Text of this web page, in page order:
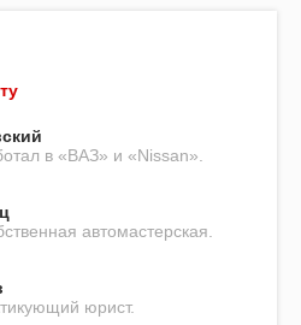
в «ВАЗ» и «Nissan».
автомастерская.
юрист.